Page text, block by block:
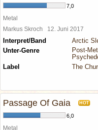
7,0
Metal
Markus Skroch 12. Juni 2017
Interpret/Band
Arctic
Unter-Genre
Post-
Label
The
Passage Of Gaia HOT
6,0
Metal